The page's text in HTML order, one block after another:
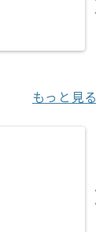
もっと見る